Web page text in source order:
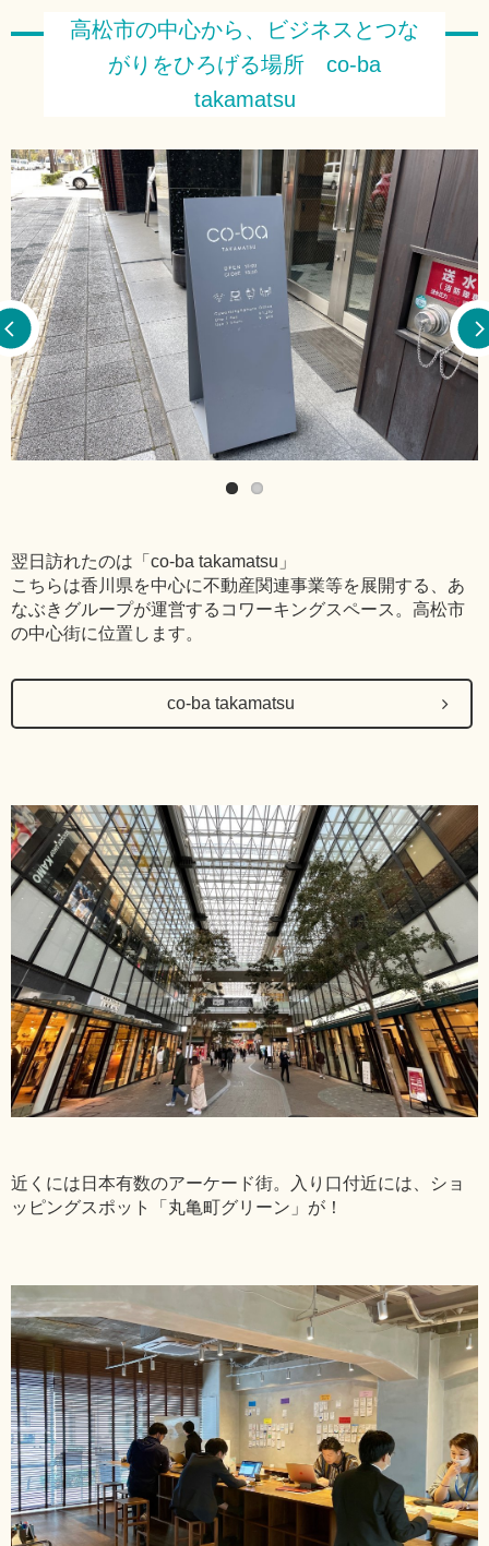
高松市の中心から、ビジネスとつな
がりをひろげる場所 co-ba
takamatsu
翌日訪れたのは「co-ba takamatsu」
こちらは香川県を中心に不動産関連事業等を展開する、あ
なぶきグループが運営するコワーキングスペース。高松市
の中心街に位置します。
co-ba takamatsu
近くには日本有数のアーケード街。入り口付近には、ショ
ッピングスポット「丸亀町グリーン」が！